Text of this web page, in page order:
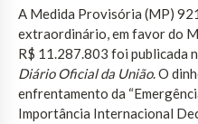
A Medida Provisória (MP)
extraordinário, em favor do
R$ 11.287.803 foi publicada
Diário Oficial da União. O
enfrentamento da
Importância Internacional